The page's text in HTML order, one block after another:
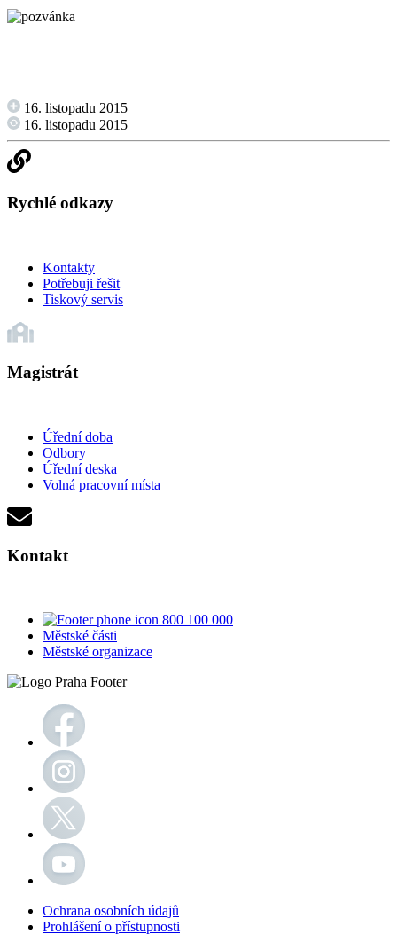
16. listopadu 2015
16. listopadu 2015
Rychlé odkazy
Kontakty
Potřebuji řešit
Tiskový servis
Magistrát
Úřední doba
Odbory
Úřední deska
Volná pracovní místa
Kontakt
800 100 000
Městské části
Městské organizace
Ochrana osobních údajů
Prohlášení o přístupnosti